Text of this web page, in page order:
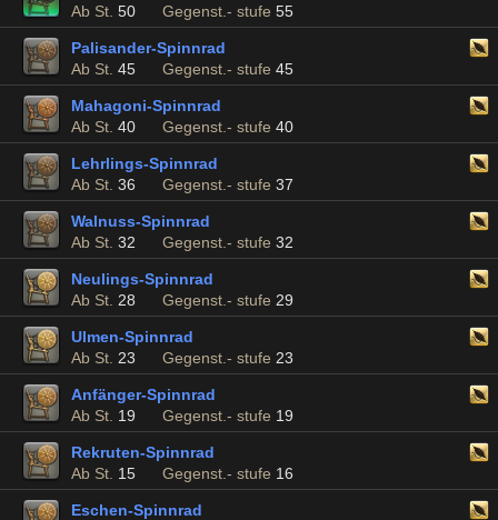
Ab St. 50 Gegenst.- stufe 55
Palisander-Spinnrad
Ab St. 45 Gegenst.- stufe 45
Mahagoni-Spinnrad
Ab St. 40 Gegenst.- stufe 40
Lehrlings-Spinnrad
Ab St. 36 Gegenst.- stufe 37
Walnuss-Spinnrad
Ab St. 32 Gegenst.- stufe 32
Neulings-Spinnrad
Ab St. 28 Gegenst.- stufe 29
Ulmen-Spinnrad
Ab St. 23 Gegenst.- stufe 23
Anfänger-Spinnrad
Ab St. 19 Gegenst.- stufe 19
Rekruten-Spinnrad
Ab St. 15 Gegenst.- stufe 16
Eschen-Spinnrad